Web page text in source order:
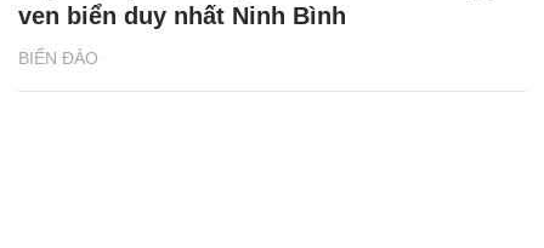
BIỂN ĐẢO
ven biển duy nhất Ninh Bình